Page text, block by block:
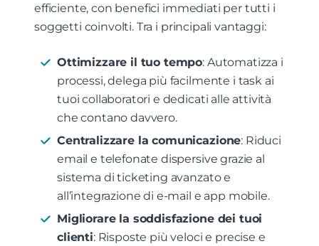
efficiente, con benefici immediati per tutti i
soggetti coinvolti. Tra i principali vantaggi:
Ottimizzare il tuo tempo: Automatizza i
processi, delega più facilmente i task ai
tuoi collaboratori e dedicati alle attività
che contano davvero.
Centralizzare la comunicazione: Riduci
email e telefonate dispersive grazie al
sistema di ticketing avanzato e
all’integrazione di e-mail e app mobile.
Migliorare la soddisfazione dei tuoi
clienti: Risposte più veloci e precise e